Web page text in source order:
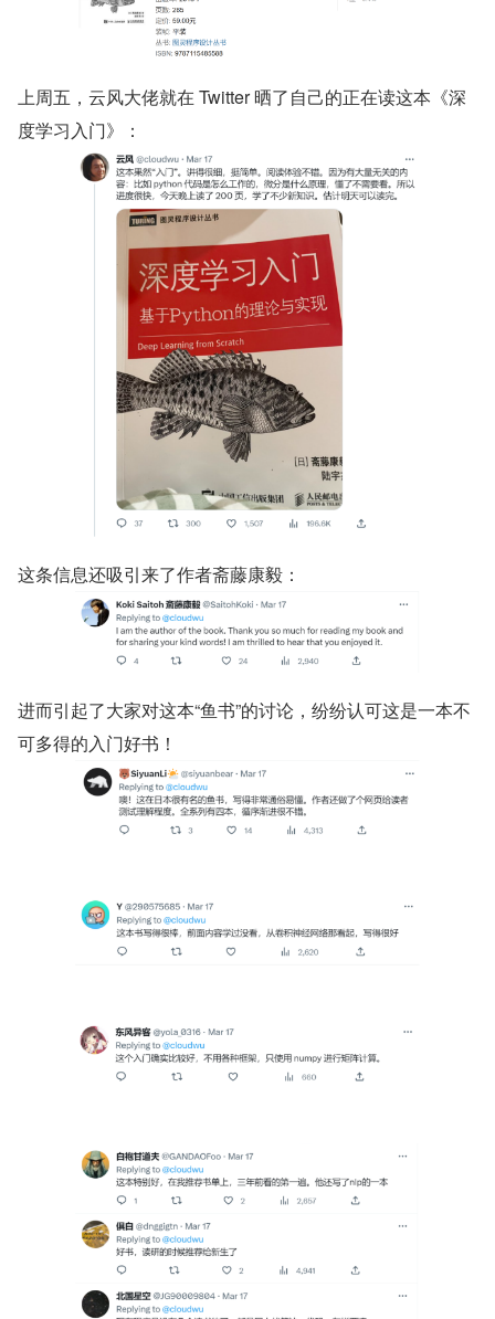
上周五，云风大佬就在 Twitter 晒了自己的正在读这本《深
度学习入门》：
这条信息还吸引来了作者斋藤康毅：
进而引起了大家对这本“鱼书”的讨论，纷纷认可这是一本不
可多得的入门好书！